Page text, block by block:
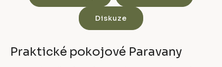
Diskuze
Praktické pokojové Paravany